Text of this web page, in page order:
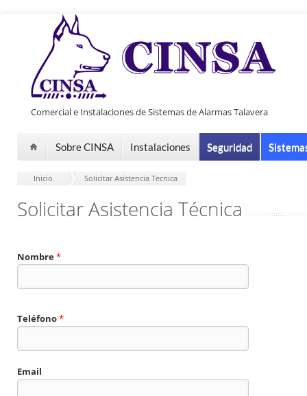
Pasar al contenido principal
Comercial e Instalaciones de Sistemas de Alarmas Talavera
Sobre CINSA Instalaciones Seguridad
Inicio Solicitar Asistencia Tecnica
Solicitar Asistencia Técnica
Nombre*
Teléfono*
Email